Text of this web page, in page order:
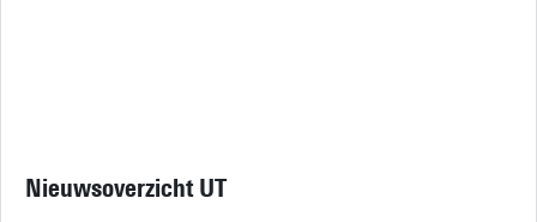
Nieuwsoverzicht UT